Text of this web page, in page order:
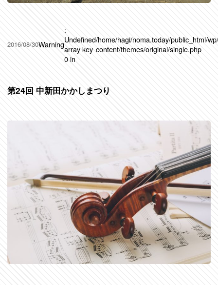
2016/08/30Warning
:
Undefined
array key
0 in
/home/hagi/noma.today/public_html/
content/themes/original/single.php
第24回 中新田かかしまつり